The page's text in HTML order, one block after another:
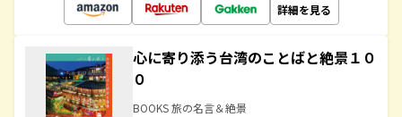
詳細を見る
心に寄り添う台湾のことばと絶景１０
０
BOOKS 旅の名言＆絶景